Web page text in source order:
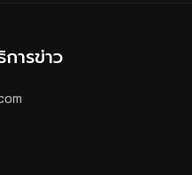
ารข่าว